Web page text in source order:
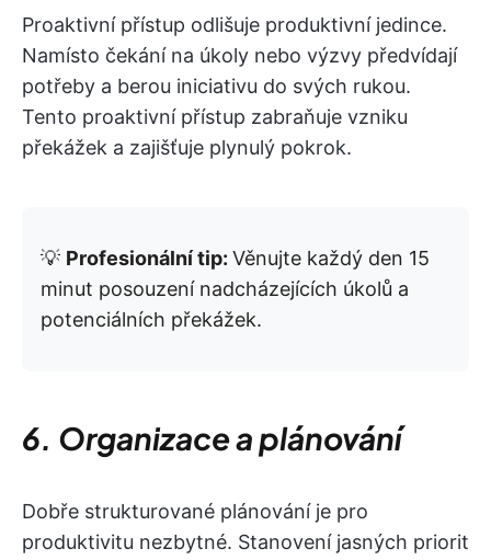
Proaktivní přístup odlišuje produktivní jedince.
Namísto čekání na úkoly nebo výzvy předvídají
potřeby a berou iniciativu do svých rukou.
Tento proaktivní přístup zabraňuje vzniku
překážek a zajišťuje plynulý pokrok.
💡 Profesionální tip: Věnujte každý den 15
minut posouzení nadcházejících úkolů a
potenciálních překážek.
6. Organizace a plánování
Dobře strukturované plánování je pro
produktivitu nezbytné. Stanovení jasných priorit